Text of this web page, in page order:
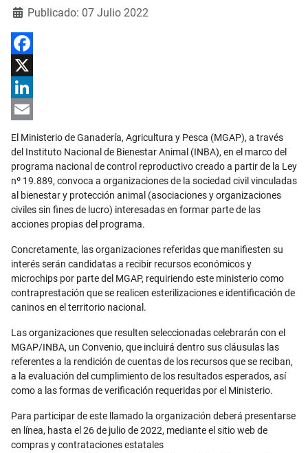
Detalles
Publicado: 07 Julio 2022
Facebook
X
LinkedIn
Email
El Ministerio de Ganadería, Agricultura y Pesca (MGAP), a través
del Instituto Nacional de Bienestar Animal (INBA), en el marco del
programa nacional de control reproductivo creado a partir de la Ley
nº 19.889, convoca a organizaciones de la sociedad civil vinculadas
al bienestar y protección animal (asociaciones y organizaciones
civiles sin fines de lucro) interesadas en formar parte de las
acciones propias del programa.
Concretamente, las organizaciones referidas que manifiesten su
interés serán candidatas a recibir recursos económicos y
microchips por parte del MGAP, requiriendo este ministerio como
contraprestación que se realicen esterilizaciones e identificación de
caninos en el territorio nacional.
Las organizaciones que resulten seleccionadas celebrarán con el
MGAP/INBA, un Convenio, que incluirá dentro sus cláusulas las
referentes a la rendición de cuentas de los recursos que se reciban,
a la evaluación del cumplimiento de los resultados esperados, así
como a las formas de verificación requeridas por el Ministerio.
Para participar de este llamado la organización deberá presentarse
en línea, hasta el 26 de julio de 2022, mediante el sitio web de
compras y contrataciones estatales